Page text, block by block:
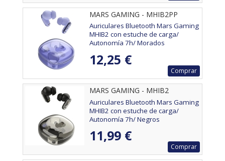
MARS GAMING - MHIB2PP
Auriculares Bluetooth Mars Gaming
MHIB2 con estuche de carga/
Autonomía 7h/ Morados
12,25 €
Comprar
MARS GAMING - MHIB2
Auriculares Bluetooth Mars Gaming
MHIB2 con estuche de carga/
Autonomía 7h/ Negros
11,99 €
Comprar